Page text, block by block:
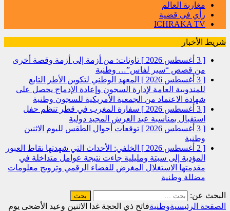
مغاربة العالم
رأي في قضية
ICHRAKA TV
شريط الأخبار
[ 3 أغسطس 2026 ]
تاونات: من أزمة إلى أزمة وقصة أخرى
من قصص “سير لفاس”… وطنية
[ 3 أغسطس 2026 ]
المعهد الوطني لتكوين الأطر التابع
للمندوبية العامة لإدارة السجون وإعادة الإدماج يحصل على
شهادة الاعتماد من الجمعية الأمريكية للسجون وطنية
[ 3 أغسطس 2026 ]
سفارة المغرب في قطر تنظم حفل
استقبال بمناسبة عيد العرش المجيد دولية
[ 3 أغسطس 2026 ]
توقعات أحوال الطقس لليوم الاثنين
وطنية
[ 2 أغسطس 2026 ]
الخلفي: الأحداث التي شهدتها نقاط العبور
المؤدية إلى سبتة ومليلية جاءت نتيجة عوامل متداخلة في
مقدمتها الاستغلال المغرض للفضاء الرقمي وترويج معلومات
مضللة وطنية
البحث عن:
الصفحة الرئيسيةوطنيةفاتح ذي الحجة غدا الاثنين وعيد الأضحى يوم